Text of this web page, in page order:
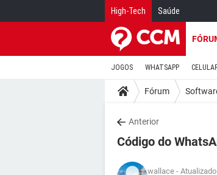
High-Tech Saúde
JOGOS WHATSAPP
Fórum
Anterior
Código do
wallace -